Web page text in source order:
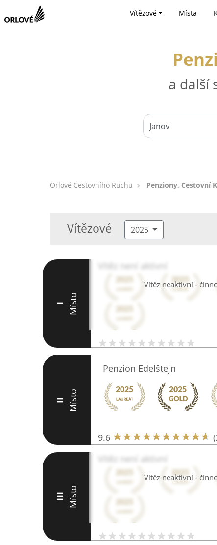
Vítězové Místa
a další
Orlové Cestovního Ruchu Penziony, Cestovní
Vítězové 2025
Vítěz neaktivní -
I Místo
Vítěz není aktivní
II Místo
Penzion Edelštejn
9.6
Vítěz neaktivní -
III Místo
Vítěz není aktivní